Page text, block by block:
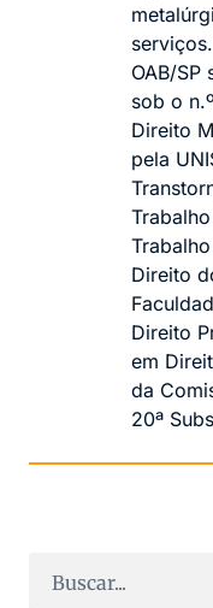
OAB/SP
sob o
Direito
pela
Direito
Direito
em
da
20ª